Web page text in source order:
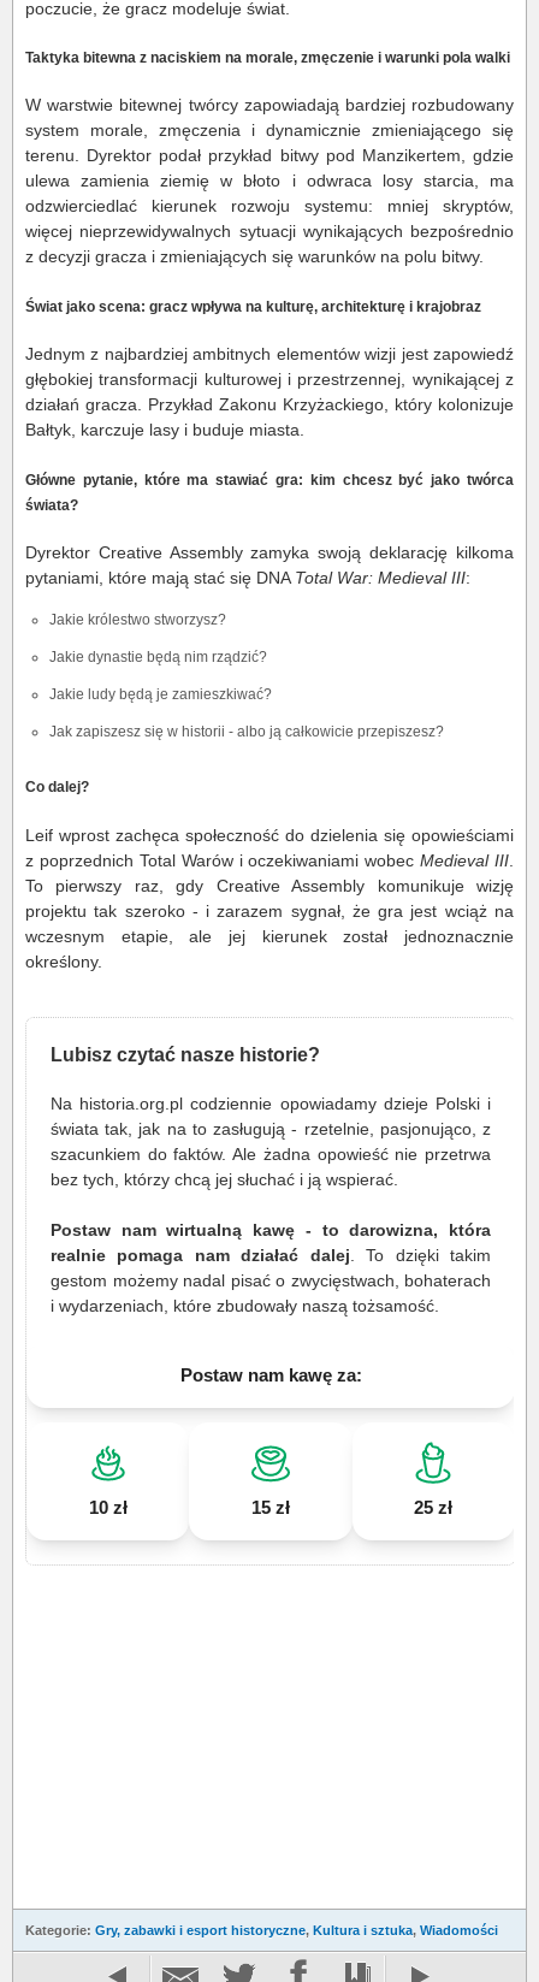
poczucie, że gracz modeluje świat.
Taktyka bitewna z naciskiem na morale, zmęczenie i warunki pola walki
W warstwie bitewnej twórcy zapowiadają bardziej rozbudowany
system morale, zmęczenia i dynamicznie zmieniającego się
terenu. Dyrektor podał przykład bitwy pod Manzikertem, gdzie
ulewa zamienia ziemię w błoto i odwraca losy starcia, ma
odzwierciedlać kierunek rozwoju systemu: mniej skryptów,
więcej nieprzewidywalnych sytuacji wynikających bezpośrednio
z decyzji gracza i zmieniających się warunków na polu bitwy.
Świat jako scena: gracz wpływa na kulturę, architekturę i krajobraz
Jednym z najbardziej ambitnych elementów wizji jest zapowiedź
głębokiej transformacji kulturowej i przestrzennej, wynikającej z
działań gracza. Przykład Zakonu Krzyżackiego, który kolonizuje
Bałtyk, karczuje lasy i buduje miasta.
Główne pytanie, które ma stawiać gra: kim chcesz być jako twórca
świata?
Dyrektor Creative Assembly zamyka swoją deklarację kilkoma
pytaniami, które mają stać się DNA Total War: Medieval III:
Jakie królestwo stworzysz?
Jakie dynastie będą nim rządzić?
Jakie ludy będą je zamieszkiwać?
Jak zapiszesz się w historii - albo ją całkowicie przepiszesz?
Co dalej?
Leif wprost zachęca społeczność do dzielenia się opowieściami
z poprzednich Total Warów i oczekiwaniami wobecMedieval III
To pierwszy raz, gdy Creative Assembly komunikuje wizję
projektu tak szeroko - i zarazem sygnał, że gra jest wciąż na
wczesnym etapie, ale jej kierunek został jednoznacznie
określony.
Lubisz czytać nasze historie?
Na historia.org.pl codziennie opowiadamy dzieje Polski i
świata tak, jak na to zasługują - rzetelnie, pasjonująco, z
szacunkiem do faktów. Ale żadna opowieść nie przetrwa
bez tych, którzy chcą jej słuchać i ją wspierać.
Postaw nam wirtualną kawę - to darowizna, która
realnie pomaga nam działać dalej . To dzięki takim
gestom możemy nadal pisać o zwycięstwach, bohaterach
i wydarzeniach, które zbudowały naszą tożsamość.
Postaw nam kawę za:
10 zł 15 zł 25 zł
Kategorie: Gry, zabawki i esport historyczne, Kultura i sztuka, Wiadomości